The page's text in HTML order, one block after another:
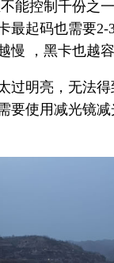
能控制千份之
最起码也需要2-
慢 ，黑卡也越容
过明亮，无法
要使用减光镜